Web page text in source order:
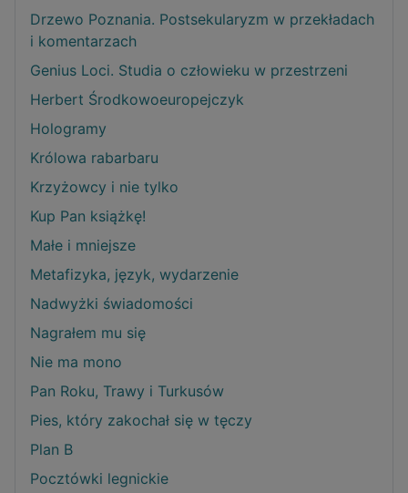
Drzewo Poznania. Postsekularyzm w przekładach
i komentarzach
Genius Loci. Studia o człowieku w przestrzeni
Herbert Środkowoeuropejczyk
Hologramy
Królowa rabarbaru
Krzyżowcy i nie tylko
Kup Pan książkę!
Małe i mniejsze
Metafizyka, język, wydarzenie
Nadwyżki świadomości
Nagrałem mu się
Nie ma mono
Pan Roku, Trawy i Turkusów
Pies, który zakochał się w tęczy
Plan B
Pocztówki legnickie